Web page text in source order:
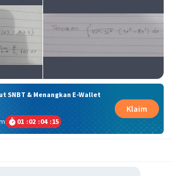
SNBT & Menangkan E-Wallet
01 :02 :04 :14
Klaim